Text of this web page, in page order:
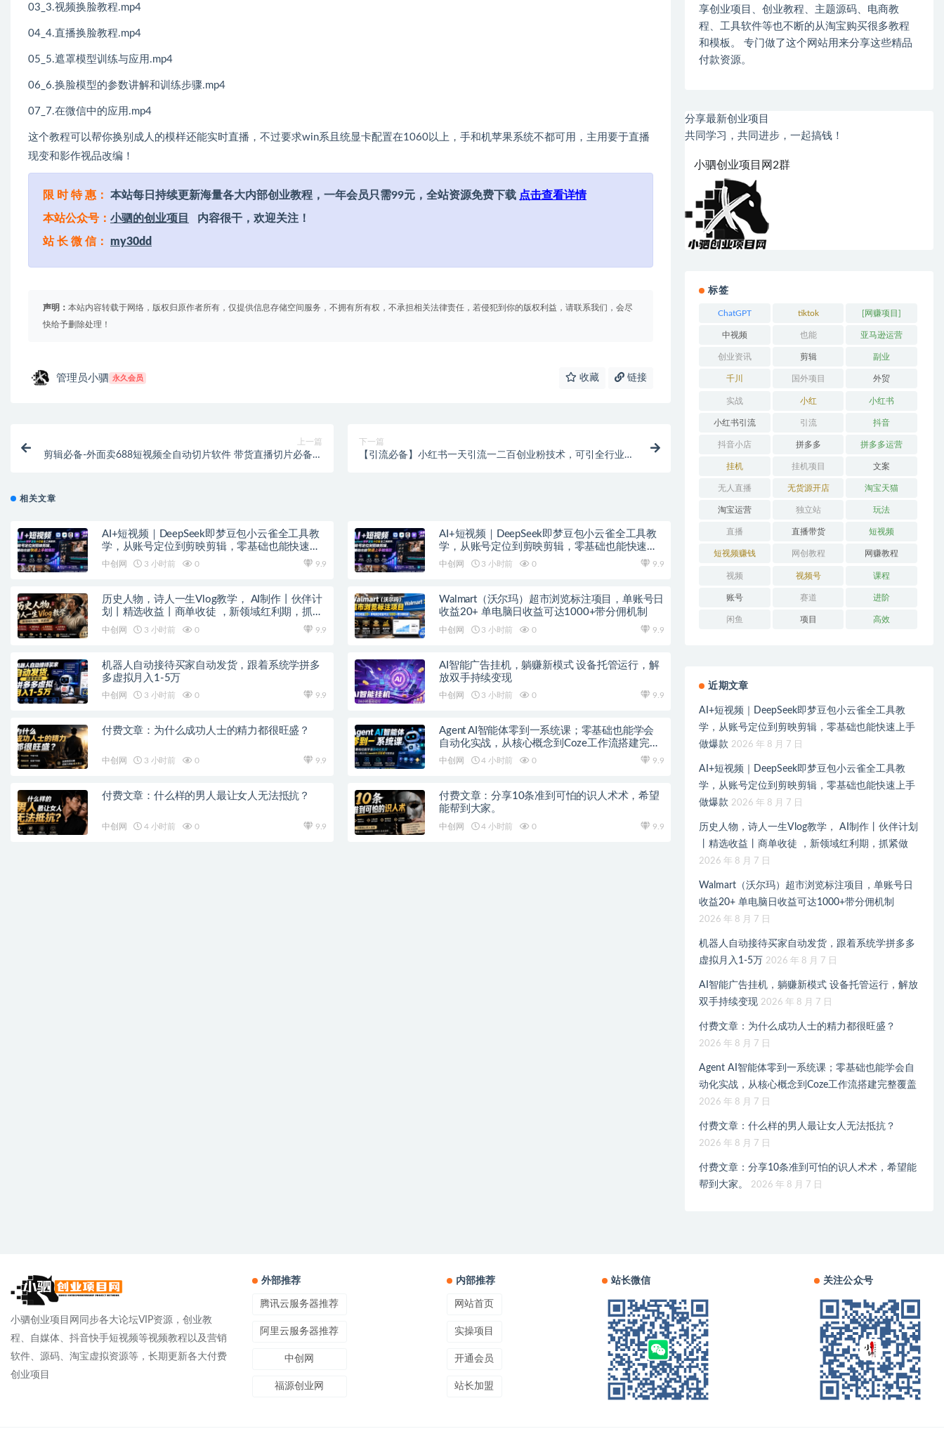
03_3.视频换脸教程.mp4
04_4.直播换脸教程.mp4
05_5.遮罩模型训练与应用.mp4
06_6.换脸模型的参数讲解和训练步骤.mp4
07_7.在微信中的应用.mp4
这个教‬程可以‬帮你换别成‬人的模样‬还能实时‬直播，不过要求win系且统‬显卡配置在1060以上，手和机‬苹果系统不都‬可用，主用要‬于直播
现变‬和影作视‬品改编！
限 时 特 惠： 本站每日持续更新海量各大内部创业教程，一年会员只需99元，全站资源免费下载 点击查看详情
本站公众号： 小驷的创业项目 内容很干，欢迎关注！
站 长 微 信： my30dd
声明： 本站内容转载于网络，版权归原作者所有，仅提供信息存储空间服务，不拥有所有权，不承担相关法律责任，若侵犯到你的版权利益，请联系我们，会尽
快给予删除处理！
管理员小驷 永久会员 收藏 链接
上一篇
剪辑必备-外面卖688短视频全自动切片软件 带货直播切片必备智
下一篇
【引流必备】小红书一天引流一二百创业粉技术，可引全行业精
相关文章
AI+短视频｜DeepSeek即梦豆包小云雀全工具教
学，从账号定位到剪映剪辑，零基础也能快速上
手做爆款
中创网 3 小时前 0 9.9
AI+短视频｜DeepSeek即梦豆包小云雀全工具教
学，从账号定位到剪映剪辑，零基础也能快速上
手做爆款
中创网 3 小时前 0 9.9
历史人物，诗人一生Vlog教学， AI制作丨伙伴计
划丨精选收益丨商单收徒 ，新领域红利期，抓紧
做
中创网 3 小时前 0 9.9
Walmart（沃尔玛）超市浏览标注项目，单账号日
收益20+ 单电脑日收益可达1000+带分佣机制
中创网 3 小时前 0 9.9
机器人自动接待买家自动发货，跟着系统学拼多
多虚拟月入1-5万
中创网 3 小时前 0 9.9
AI智能广告挂机，躺赚新模式 设备托管运行，解
放双手持续变现
中创网 3 小时前 0 9.9
付费文章：为什么成功人士的精力都很旺盛？
中创网 3 小时前 0 9.9
Agent AI智能体零到一系统课；零基础也能学会
自动化实战，从核心概念到Coze工作流搭建完整
覆盖
中创网 4 小时前 0 9.9
付费文章：什么样的男人最让女人无法抵抗？
中创网 4 小时前 0 9.9
付费文章：分享10条准到可怕的识人术术，希望
能帮到大家。
中创网 4 小时前 0 9.9
享创业项目、创业教程、主题源码、电商教
程、工具软件等也不断的从淘宝购买很多教程
和模板。 专门做了这个网站用来分享这些精品
付款资源。
分享最新创业项目
共同学习，共同进步，一起搞钱！
小驷创业项目网2群
标签
ChatGPT tiktok [网赚项目]
中视频 也能 亚马逊运营
创业资讯 剪辑 副业
千川 国外项目 外贸
实战 小红 小红书
小红书引流 引流 抖音
抖音小店 拼多多 拼多多运营
挂机 挂机项目 文案
无人直播 无货源开店 淘宝天猫
淘宝运营 独立站 玩法
直播 直播带货 短视频
短视频赚钱 网创教程 网赚教程
视频 视频号 课程
账号 赛道 进阶
闲鱼 项目 高效
近期文章
AI+短视频｜DeepSeek即梦豆包小云雀全工具教
学，从账号定位到剪映剪辑，零基础也能快速上手
做爆款 2026 年 8 月 7 日
AI+短视频｜DeepSeek即梦豆包小云雀全工具教
学，从账号定位到剪映剪辑，零基础也能快速上手
做爆款 2026 年 8 月 7 日
历史人物，诗人一生Vlog教学， AI制作丨伙伴计划
丨精选收益丨商单收徒 ，新领域红利期，抓紧做
2026 年 8 月 7 日
Walmart（沃尔玛）超市浏览标注项目，单账号日
收益20+ 单电脑日收益可达1000+带分佣机制
2026 年 8 月 7 日
机器人自动接待买家自动发货，跟着系统学拼多多
虚拟月入1-5万 2026 年 8 月 7 日
AI智能广告挂机，躺赚新模式 设备托管运行，解放
双手持续变现 2026 年 8 月 7 日
付费文章：为什么成功人士的精力都很旺盛？
2026 年 8 月 7 日
Agent AI智能体零到一系统课；零基础也能学会自
动化实战，从核心概念到Coze工作流搭建完整覆盖
2026 年 8 月 7 日
付费文章：什么样的男人最让女人无法抵抗？
2026 年 8 月 7 日
付费文章：分享10条准到可怕的识人术术，希望能
帮到大家。
2026 年 8 月 7 日
小驷创业项目网同步各大论坛VIP资源，创业教
程、自媒体、抖音快手短视频等视频教程以及营销
软件、源码、淘宝虚拟资源等，长期更新各大付费
创业项目
外部推荐
腾讯云服务器推荐
阿里云服务器推荐
中创网
福源创业网
内部推荐
网站首页
实操项目
开通会员
站长加盟
站长微信 关注公众号